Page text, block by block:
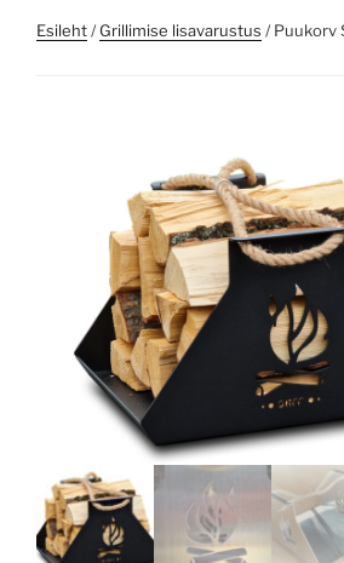
Esileht/Grillimise lisavarustus / Puukorv